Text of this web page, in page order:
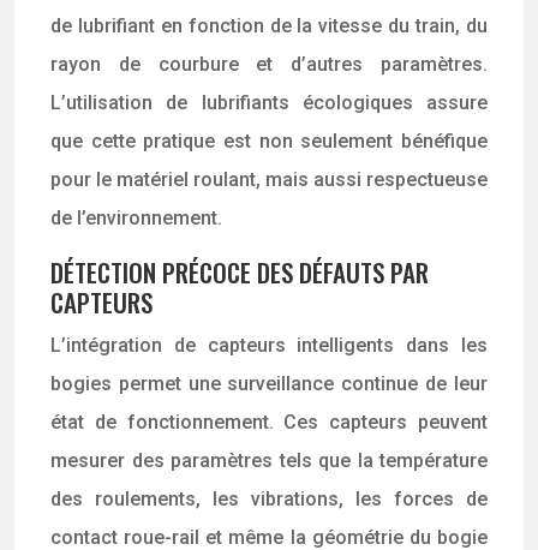
de lubrifiant en fonction de la vitesse du train, du
rayon de courbure et d’autres paramètres.
L’utilisation de lubrifiants écologiques assure
que cette pratique est non seulement bénéfique
pour le matériel roulant, mais aussi respectueuse
de l’environnement.
DÉTECTION PRÉCOCE DES DÉFAUTS PAR
CAPTEURS
L’intégration de capteurs intelligents dans les
bogies permet une surveillance continue de leur
état de fonctionnement. Ces capteurs peuvent
mesurer des paramètres tels que la température
des roulements, les vibrations, les forces de
contact roue-rail et même la géométrie du bogie